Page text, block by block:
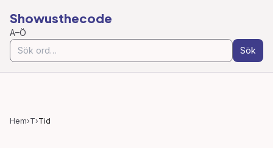
Showusthecode
A–Ö
Sök
Hem›T›Tid